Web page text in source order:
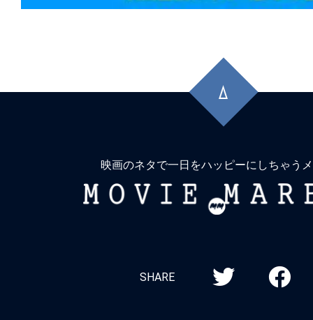
頭
に
映画のネタで一日をハッピーにしちゃう
MOVIE
SHARE